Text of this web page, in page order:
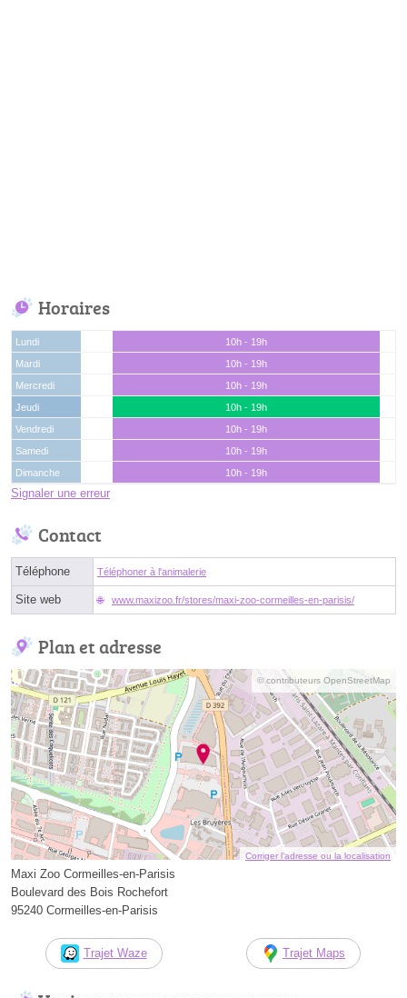
Horaires
Lundi
10h - 19h
Mardi
10h - 19h
Mercredi
10h - 19h
Jeudi
10h - 19h
Vendredi
10h - 19h
Samedi
10h - 19h
Dimanche
10h - 19h
Signaler une erreur
Contact
Téléphone Téléphoner à l'animalerie
Site web www.maxizoo.fr/stores/maxi-zoo-cormeilles-en-parisis/
Plan et adresse
© contributeurs OpenStreetMap
Corriger l’adresse ou la localisation
Maxi Zoo Cormeilles-en-Parisis
Boulevard des Bois Rochefort
95240 Cormeilles-en-Parisis
Trajet Waze Trajet Maps